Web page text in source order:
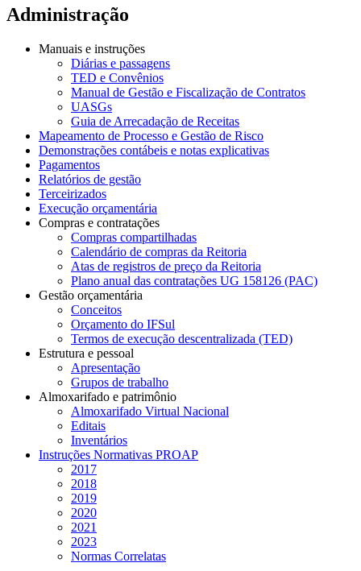
Administração
Manuais e instruções
Diárias e passagens
TED e Convênios
Manual de Gestão e Fiscalização de Contratos
UASGs
Guia de Arrecadação de Receitas
Mapeamento de Processo e Gestão de Risco
Demonstrações contábeis e notas explicativas
Pagamentos
Relatórios de gestão
Terceirizados
Execução orçamentária
Compras e contratações
Compras compartilhadas
Calendário de compras da Reitoria
Atas de registros de preço da Reitoria
Plano anual das contratações UG 158126 (PAC)
Gestão orçamentária
Conceitos
Orçamento do IFSul
Termos de execução descentralizada (TED)
Estrutura e pessoal
Apresentação
Grupos de trabalho
Almoxarifado e patrimônio
Almoxarifado Virtual Nacional
Editais
Inventários
Instruções Normativas PROAP
2017
2018
2019
2020
2021
2023
Normas Correlatas